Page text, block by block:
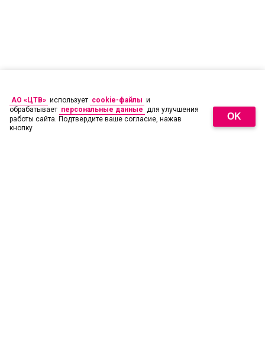
АО «ЦТВ» использует cookie-файлы и
обрабатывает персональные данные для улучшения
работы сайта. Подтвердите ваше согласие, нажав
кнопку
OK